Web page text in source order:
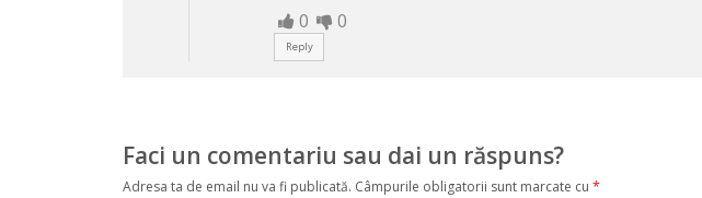
0 0
Reply
Faci un comentariu sau dai un răspuns?
Adresa ta de email nu va fi publicată. Câmpurile obligatorii sunt marcate cu *